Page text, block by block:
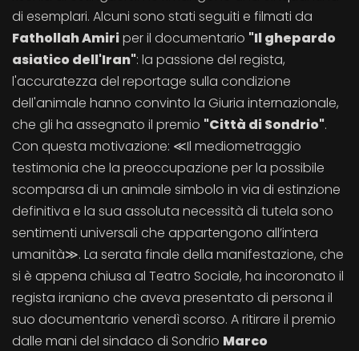
di esemplari. Alcuni sono stati seguiti e filmati da
Fathollah Amiriper il documentario "Il ghepardo
asiatico dell'Iran": la passione del regista,
l'accuratezza del reportage sulla condizione
dell'animale hanno convinto la Giuria internazionale,
che gli ha assegnato il premio "Città di Sondrio".
Con questa motivazione: ≪Il mediometraggio
testimonia che la preoccupazione per la possibile
scomparsa di un animale simbolo in via di estinzione
definitiva e la sua assoluta necessità di tutela sono
sentimenti universali che appartengono all’intera
umanità≫. La serata finale della manifestazione, che
si è appena chiusa al Teatro Sociale, ha incoronato il
regista iraniano che aveva presentato di persona il
suo documentario venerdì scorso. A ritirare il premio
dalle mani del sindaco di Sondrio Marco